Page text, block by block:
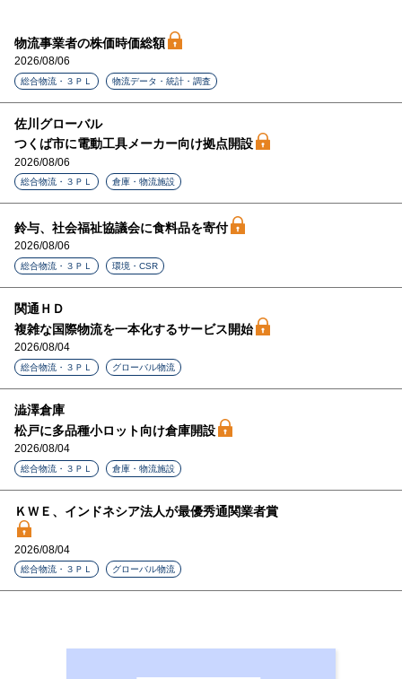
物流事業者の株価時価総額
2026/08/06
総合物流・３ＰＬ 物流データ・統計・調査
佐川グローバル
つくば市に電動工具メーカー向け拠点開設
2026/08/06
総合物流・３ＰＬ 倉庫・物流施設
鈴与、社会福祉協議会に食料品を寄付
2026/08/06
総合物流・３ＰＬ 環境・CSR
関通ＨＤ
複雑な国際物流を一本化するサービス開始
2026/08/04
総合物流・３ＰＬ グローバル物流
澁澤倉庫
松戸に多品種小ロット向け倉庫開設
2026/08/04
総合物流・３ＰＬ 倉庫・物流施設
ＫＷＥ、インドネシア法人が最優秀通関業者賞
2026/08/04
総合物流・３ＰＬ グローバル物流